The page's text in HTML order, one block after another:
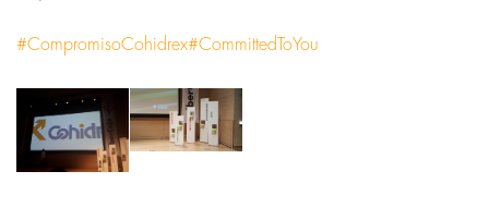
#CompromisoCohidrex#CommittedToYou